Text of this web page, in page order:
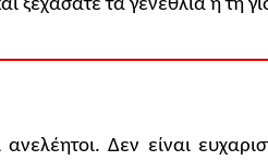
ξεχάσατε τα γενέθλια ή τη
ανελέητοι. Δεν είναι